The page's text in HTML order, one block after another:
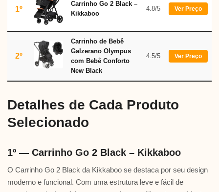
1º
Carrinho Go 2 Black –
Kikkaboo
4.8/5 Ver Preço
2º
Carrinho de Bebê
Galzerano Olympus
com Bebê Conforto
New Black
4.5/5 Ver Preço
Detalhes de Cada Produto
Selecionado
1º — Carrinho Go 2 Black – Kikkaboo
O Carrinho Go 2 Black da Kikkaboo se destaca por seu design
moderno e funcional. Com uma estrutura leve e fácil de